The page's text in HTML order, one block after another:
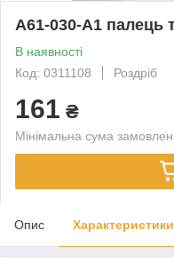
А61-030-А1 палець
В наявності
Код: 0311108
Роздріб
161 ₴
Мінімальна сума
Опис Характеристики